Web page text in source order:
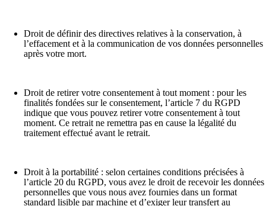
Droit de définir des directives relatives à la conservation, à
l’effacement et à la communication de vos données personnelles
après votre mort.
Droit de retirer votre consentement à tout moment : pour les
finalités fondées sur le consentement, l’article 7 du RGPD
indique que vous pouvez retirer votre consentement à tout
moment. Ce retrait ne remettra pas en cause la légalité du
traitement effectué avant le retrait.
Droit à la portabilité : selon certaines conditions précisées à
l’article 20 du RGPD, vous avez le droit de recevoir les données
personnelles que vous nous avez fournies dans un format
standard lisible par machine et d’exiger leur transfert au